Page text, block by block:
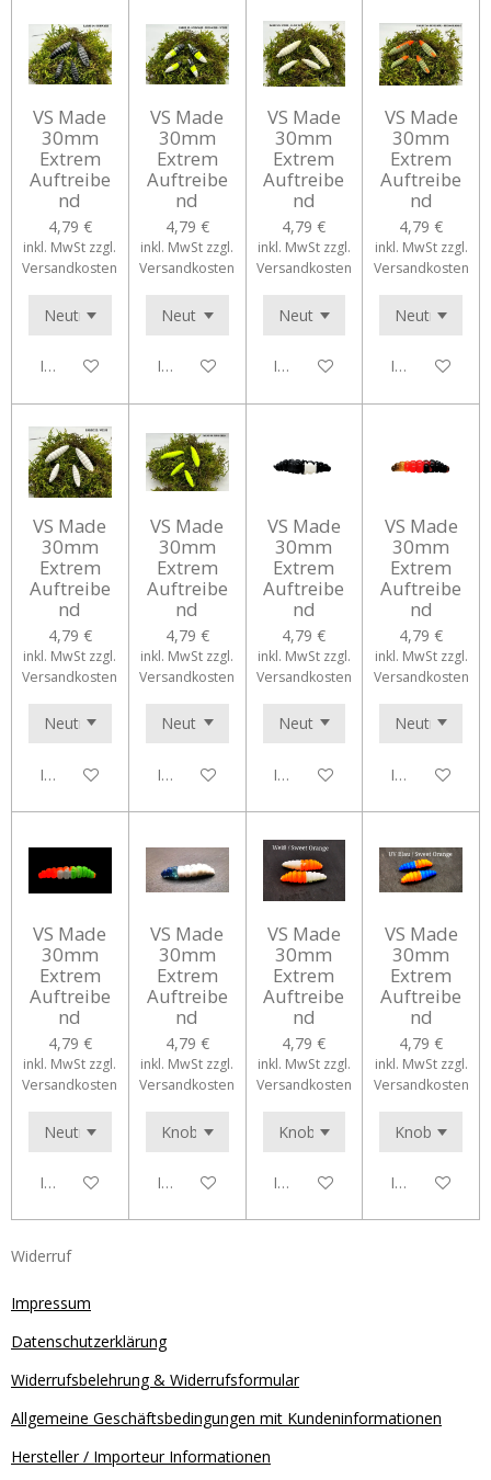
VS Made
30mm
Extrem
Auftreibe
nd
4,79 €
inkl. MwSt zzgl.
Versandkosten
In den Warenkorb
VS Made
30mm
Extrem
Auftreibe
nd
4,79 €
inkl. MwSt zzgl.
Versandkosten
In den Warenkorb
VS Made
30mm
Extrem
Auftreibe
nd
4,79 €
inkl. MwSt zzgl.
Versandkosten
In den Warenkorb
VS Made
30mm
Extrem
Auftreibe
nd
4,79 €
inkl. MwSt zzgl.
Versandkosten
In den
VS Made
30mm
Extrem
Auftreibe
nd
4,79 €
inkl. MwSt zzgl.
Versandkosten
In den Warenkorb
VS Made
30mm
Extrem
Auftreibe
nd
4,79 €
inkl. MwSt zzgl.
Versandkosten
In den Warenkorb
VS Made
30mm
Extrem
Auftreibe
nd
4,79 €
inkl. MwSt zzgl.
Versandkosten
In den Warenkorb
VS Made
30mm
Extrem
Auftreibe
nd
4,79 €
inkl. MwSt zzgl.
Versandkosten
In den
VS Made
30mm
Extrem
Auftreibe
nd
4,79 €
inkl. MwSt zzgl.
Versandkosten
In den Warenkorb
VS Made
30mm
Extrem
Auftreibe
nd
4,79 €
inkl. MwSt zzgl.
Versandkosten
In den Warenkorb
VS Made
30mm
Extrem
Auftreibe
nd
4,79 €
inkl. MwSt zzgl.
Versandkosten
In den Warenkorb
VS Made
30mm
Extrem
Auftreibe
nd
4,79 €
inkl. MwSt zzgl.
Versandkosten
In den
Widerruf
Impressum
Datenschutzerklärung
Widerrufsbelehrung & Widerrufsformular
Allgemeine Geschäftsbedingungen mit Kundeninformationen
Hersteller / Importeur Informationen